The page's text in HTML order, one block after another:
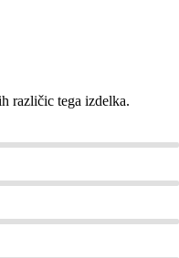
različic tega izdelka.